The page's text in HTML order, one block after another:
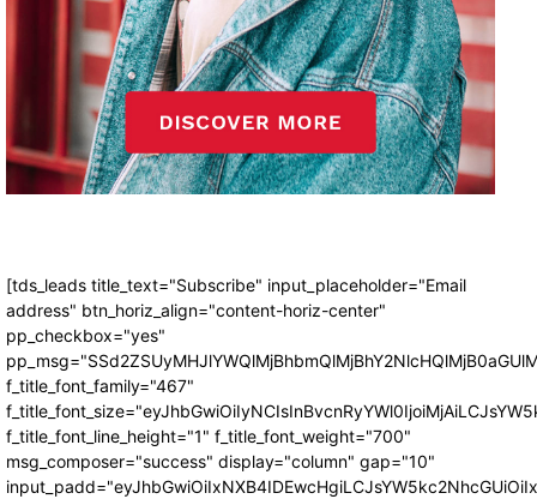
[tds_leads title_text="Subscribe" input_placeholder="Email
address" btn_horiz_align="content-horiz-center"
pp_checkbox="yes"
f_title_font_family="467"
f_title_font_line_height="1" f_title_font_weight="700"
msg_composer="success" display="column" gap="10"